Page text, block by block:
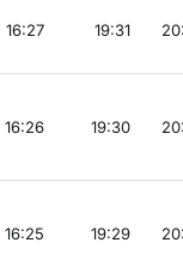
16:27 19:31
16:26 19:30
16:25 19:29